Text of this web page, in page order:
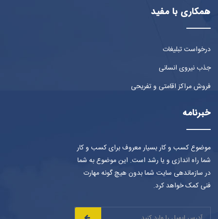
همکاری با مفید
درخواست تبلیغات
جذب نیروی انسانی
فروش مراکز اقامتی و تفریحی
خبرنامه
موضوع کسب و کار بسیار معروف برای کسب و کار
شما راه اندازی و یا رشد است. این موضوع به شما
در سازماندهی سایت شما بدون هیچ گونه مهارت
فنی کمک خواهد کرد.